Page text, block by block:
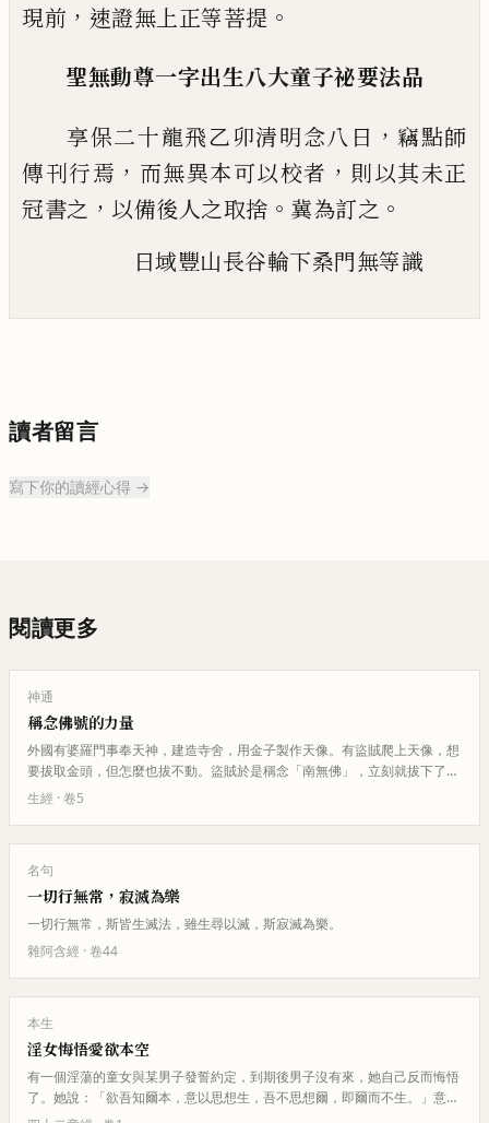
現前 ， 速證無上正等菩提 。
聖無動尊一字出生八大童子祕要法品
享保二十龍飛乙卯清明念八日 ， 竊點師
傳刊行焉 ， 而無異本可以校者 ， 則以其未正
冠書之 ， 以備後人之取捨 。 冀為訂之 。
日域豐山長谷輪下桑門無等識
讀者留言
寫下你的讀經心得 →
閱讀更多
神通
稱念佛號的力量
外國有婆羅門事奉天神，建造寺舍，用金子製作天像。有盜賊爬上天像，想
要拔取金頭，但怎麼也拔不動。盜賊於是稱念「南無佛」，立刻就拔下了金
頭。第二天婆羅門發現天頭丟失…
生經 · 卷5
名句
一切行無常，寂滅為樂
一切行無常，斯皆生滅法，雖生尋以滅，斯寂滅為樂。
雜阿含經 · 卷44
本生
淫女悔悟愛欲本空
有一個淫蕩的童女與某男子發誓約定，到期後男子沒有來，她自己反而悔悟
了。她說：「欲吾知爾本，意以思想生，吾不思想爾，即爾而不生。」意思
是說，我對你的欲望是由思想產…